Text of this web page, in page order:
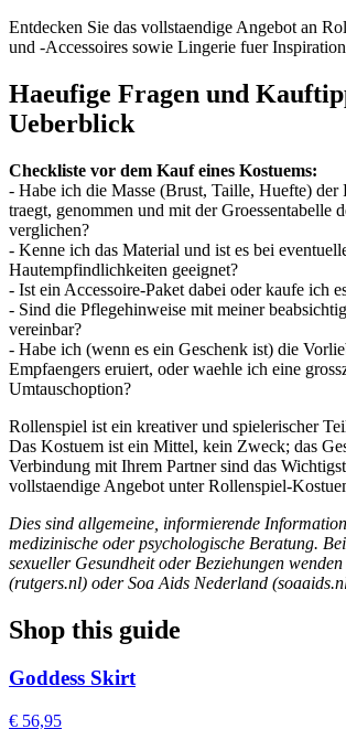
Entdecken Sie das vollstaendige Angebot an
und -Accessoires sowie Lingerie fuer
Haeufige Fragen und
Ueberblick
Checkliste vor dem Kauf eines Kostuems:
- Habe ich die Masse (Brust, Taille, Huefte) der
traegt, genommen und mit der Groessentabelle
verglichen?
- Kenne ich das Material und ist es bei
Hautempfindlichkeiten geeignet?
- Ist ein Accessoire-Paket dabei oder kaufe ich
- Sind die Pflegehinweise mit meiner
vereinbar?
- Habe ich (wenn es ein Geschenk ist) die
Empfaengers eruiert, oder waehle ich eine
Umtauschoption?
Rollenspiel ist ein kreativer und spielerischer
Das Kostuem ist ein Mittel, kein Zweck; das
Verbindung mit Ihrem Partner sind das
vollstaendige Angebot unter Rollenspiel-
Dies sind allgemeine, informierende
medizinische oder psychologische Beratung.
sexueller Gesundheit oder Beziehungen
(rutgers.nl) oder Soa Aids Nederland
Shop this guide
Goddess Skirt
€ 56,95